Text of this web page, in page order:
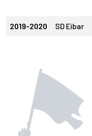
2019-2020 SD Eibar